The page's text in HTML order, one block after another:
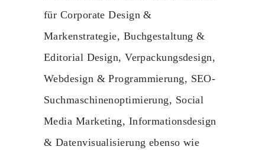
für Corporate Design &
Markenstrategie, Buchgestaltung &
Editorial Design, Verpackungsdesign,
Webdesign & Programmierung, SEO-
Suchmaschinenoptimierung, Social
Media Marketing, Informationsdesign
& Datenvisualisierung ebenso wie